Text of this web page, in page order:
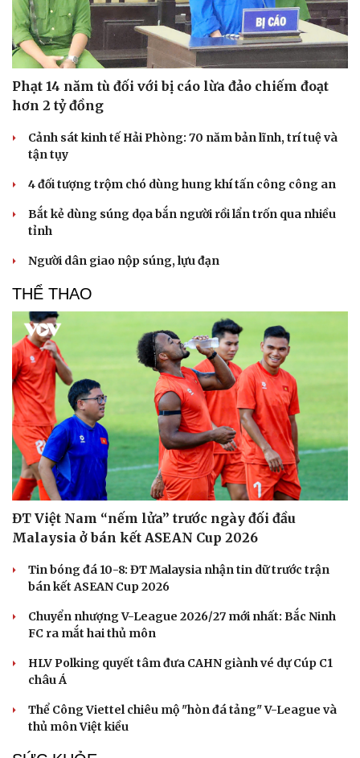
Cải chính
Phạt 14 năm tù đối với bị cáo lừa đảo chiếm đoạt
hơn 2 tỷ đồng
Cảnh sát kinh tế Hải Phòng: 70 năm bản lĩnh, trí tuệ và
tận tụy
4 đối tượng trộm chó dùng hung khí tấn công công an
Bắt kẻ dùng súng dọa bắn người rồi lẩn trốn qua nhiều
tỉnh
Người dân giao nộp súng, lựu đạn
THỂ THAO
ĐT Việt Nam “nếm lửa” trước ngày đối đầu
Malaysia ở bán kết ASEAN Cup 2026
Tin bóng đá 10-8: ĐT Malaysia nhận tin dữ trước trận
bán kết ASEAN Cup 2026
Chuyển nhượng V-League 2026/27 mới nhất: Bắc Ninh
FC ra mắt hai thủ môn
HLV Polking quyết tâm đưa CAHN giành vé dự Cúp C1
châu Á
Thể Công Viettel chiêu mộ "hòn đá tảng" V-League và
thủ môn Việt kiều